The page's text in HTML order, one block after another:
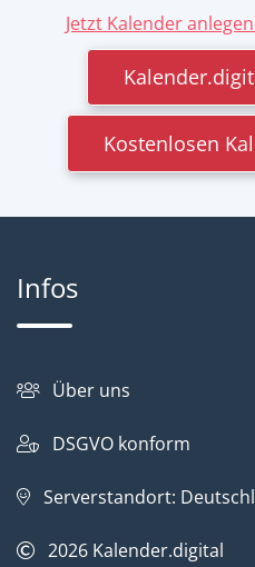
Jetzt Kalender
Kostenlosen
Infos
Über uns
DSGVO konform
Serverstandort:
2026 Kalender.digital